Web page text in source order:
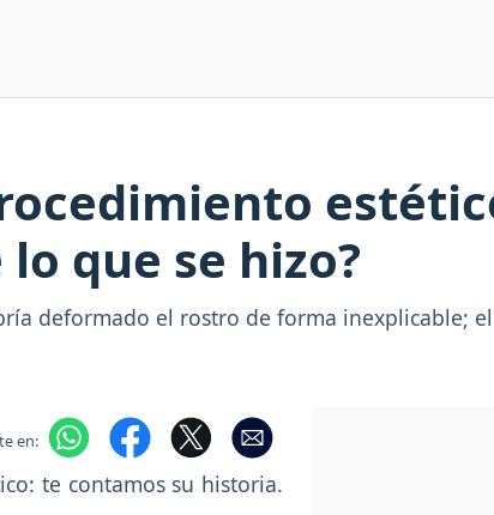
que se hizo?
deformado el rostro de forma inexplicable;
en: